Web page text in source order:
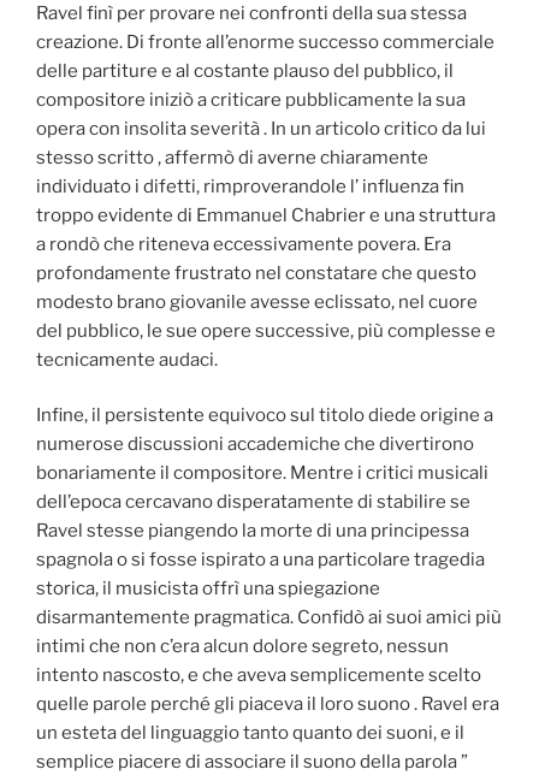
Ravel finì per provare nei confronti della sua stessa
creazione. Di fronte all’enorme successo commerciale
delle partiture e al costante plauso del pubblico, il
compositore iniziò a criticare pubblicamente la sua
opera con insolita severità . In un articolo critico da lui
stesso scritto , affermò di averne chiaramente
individuato i difetti, rimproverandole l’ influenza fin
troppo evidente di Emmanuel Chabrier e una struttura
a rondò che riteneva eccessivamente povera. Era
profondamente frustrato nel constatare che questo
modesto brano giovanile avesse eclissato, nel cuore
del pubblico, le sue opere successive, più complesse e
tecnicamente audaci.
Infine, il persistente equivoco sul titolo diede origine a
numerose discussioni accademiche che divertirono
bonariamente il compositore. Mentre i critici musicali
dell’epoca cercavano disperatamente di stabilire se
Ravel stesse piangendo la morte di una principessa
spagnola o si fosse ispirato a una particolare tragedia
storica, il musicista offrì una spiegazione
disarmantemente pragmatica. Confidò ai suoi amici più
intimi che non c’era alcun dolore segreto, nessun
intento nascosto, e che aveva semplicemente scelto
quelle parole perché gli piaceva il loro suono . Ravel era
un esteta del linguaggio tanto quanto dei suoni, e il
semplice piacere di associare il suono della parola ”